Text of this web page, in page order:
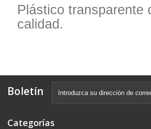
Plástico transparente
calidad.
Boletín
Categorías